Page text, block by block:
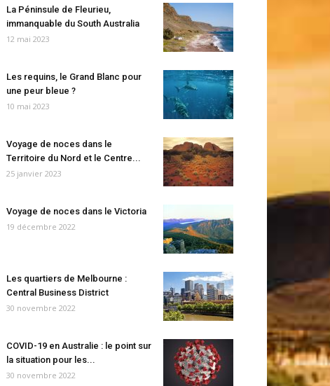
La Péninsule de Fleurieu,
immanquable du South Australia
12 mai 2023
Les requins, le Grand Blanc pour
une peur bleue ?
10 mai 2023
Voyage de noces dans le
Territoire du Nord et le Centre...
25 janvier 2023
Voyage de noces dans le Victoria
19 décembre 2022
Les quartiers de Melbourne :
Central Business District
30 novembre 2022
COVID-19 en Australie : le point sur
la situation pour les...
30 novembre 2022